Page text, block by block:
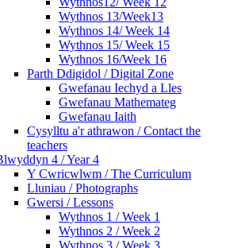
Wythnos 13/Week13
Wythnos 14/ Week 14
Wythnos 15/ Week 15
Wythnos 16/Week 16
Parth Ddigidol / Digital Zone
Gwefanau Iechyd a Lles
Gwefanau Mathemateg
Gwefanau Iaith
Cysylltu a'r athrawon / Contact the
teachers
4 / Year 4
Y Cwricwlwm / The Curriculum
Lluniau / Photographs
Gwersi / Lessons
Wythnos 1 / Week 1
Wythnos 2 / Week 2
Wythnos 3 / Week 3